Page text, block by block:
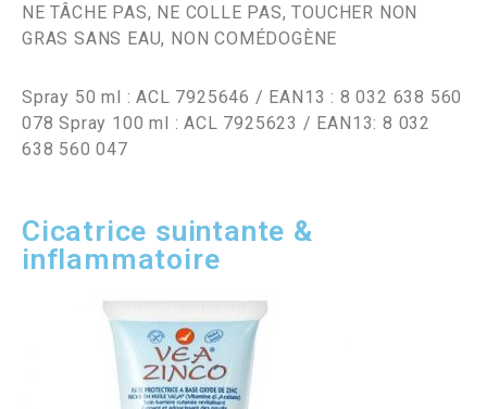
NE TÂCHE PAS, NE COLLE PAS, TOUCHER NON
GRAS SANS EAU, NON COMÉDOGÈNE
Spray 50 ml : ACL 7925646 / EAN13 : 8 032 638 560
078 Spray 100 ml : ACL 7925623 / EAN13: 8 032
638 560 047
Cicatrice suintante &
inflammatoire